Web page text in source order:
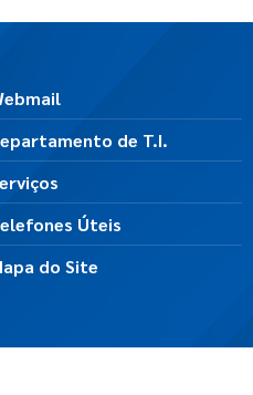
de T.I.
Úteis
do Site